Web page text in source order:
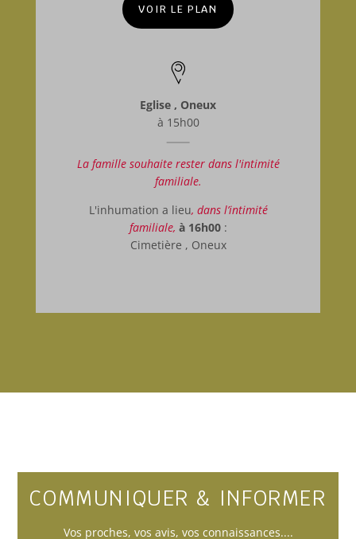
VOIR LE PLAN
Eglise , Oneux
à 15h00
La famille souhaite rester dans l'intimité
familiale.
L'inhumation a lieu, dans l’intimité
familiale, à 16h00:
Cimetière , Oneux
COMMUNIQUER & INFORMER
Vos proches, vos avis, vos connaissances....